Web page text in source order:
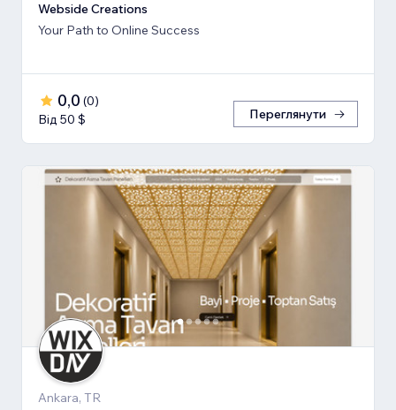
Webside Creations
Your Path to Online Success
0,0 (0)
Від 50 $
Переглянути
Ankara, TR